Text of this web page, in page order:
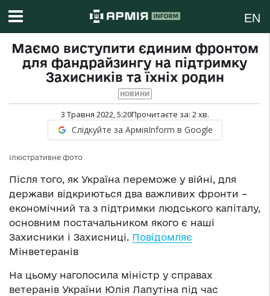
EN
Маємо виступити єдиним фронтом
для фандрайзингу на підтримку
Захисників та їхніх родин
НОВИНИ
3 Травня 2022, 5:20Прочитаєте за: 2хв.
Слідкуйте за АрміяInform в Google
Ілюстративне фото
Після того, як Україна переможе у війні, для
держави відкриються два важливих фронти –
економічний та з підтримки людського капіталу,
основним постачальником якого є наші
Захисники і Захисниці. Повідомляє
Мінветеранів
На цьому наголосила міністр у справах
ветеранів України Юлія Лапутіна під час